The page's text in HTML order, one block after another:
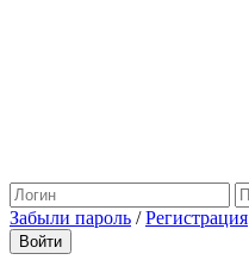
Забыли пароль /Регистрация